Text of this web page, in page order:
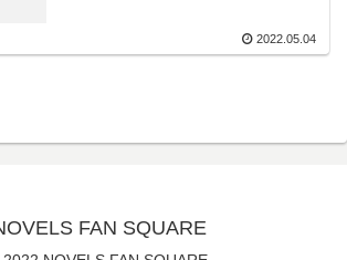
2022.05.04
FAN SQUARE